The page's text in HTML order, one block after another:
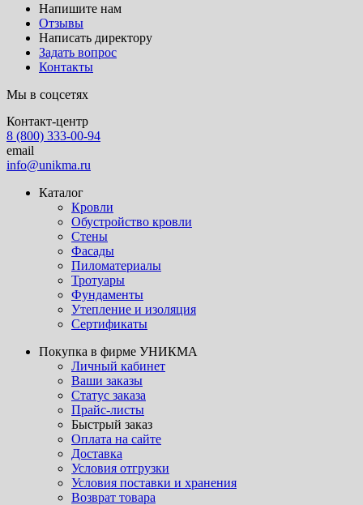
Напишите нам
Отзывы
Написать директору
Задать вопрос
Контакты
Мы в соцсетях
Контакт-центр
8 (800) 333-00-94
email
info@unikma.ru
Каталог
Кровли
Обустройство кровли
Стены
Фасады
Пиломатериалы
Тротуары
Фундаменты
Утепление и изоляция
Сертификаты
Покупка в фирме УНИКМА
Личный кабинет
Ваши заказы
Статус заказа
Прайс-листы
Быстрый заказ
Оплата на сайте
Доставка
Условия отгрузки
Условия поставки и хранения
Возврат товара